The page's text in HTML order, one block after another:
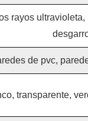
rayos
de pvc,
transparente,